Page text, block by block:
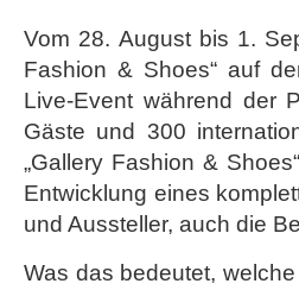
Vom 28. August bis 1.
Fashion & Shoes“ auf
Live-Event während der
Gäste und 300
„Gallery Fashion &
Entwicklung eines
und Aussteller, auch die
Was das bedeutet,